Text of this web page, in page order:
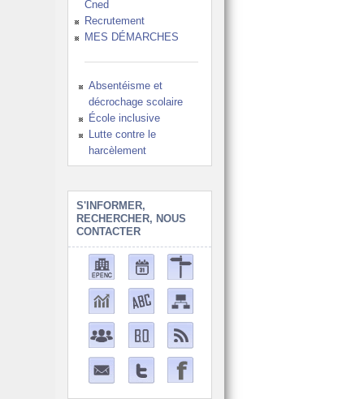
Cned
Recrutement
MES DÉMARCHES
Absentéisme et
décrochage scolaire
École inclusive
Lutte contre le
harcèlement
S'INFORMER,
RECHERCHER, NOUS
CONTACTER